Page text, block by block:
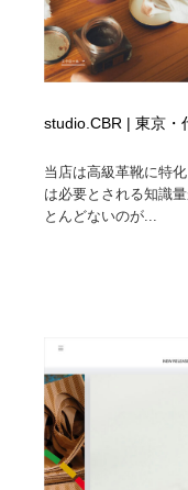
studio.CBR | 東京・
当店は高級革靴に特
は必要とされる知識
とんどないのが...